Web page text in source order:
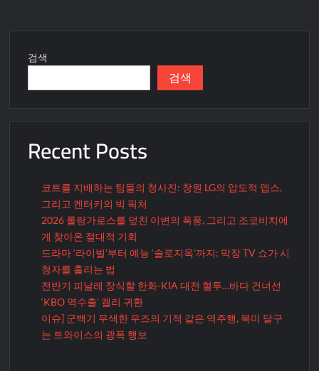
검색
검색
Recent Posts
코트를 지배하는 팀들의 청사진: 창원 LG의 압도적 뎁스,
그리고 켄터키의 빅 픽처
2026 롤랑가로스를 덮친 이변의 폭풍, 그리고 조코비치에
게 찾아온 절대적 기회
드라마 ‘라이벌’부터 예능 ‘솔로지옥’까지: 막장 TV 쇼가 시
청자를 홀리는 법
전반기 피날레 장식할 한화-KIA 대전 혈투…바다 건너선
‘KBO 역수출’ 켈리 귀환
이슈] 군백기 무색한 우즈의 기적 같은 역주행, 북미 달구
는 트와이스의 광폭 행보